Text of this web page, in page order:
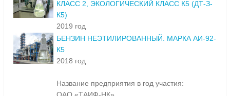
КЛАСС 2, ЭКОЛОГИЧЕСКИЙ КЛАСС К5 (ДТ-З-
К5)
2019 год
БЕНЗИН НЕЭТИЛИРОВАННЫЙ. МАРКА АИ-92-
К5
2018 год
Название предприятия в год участия: